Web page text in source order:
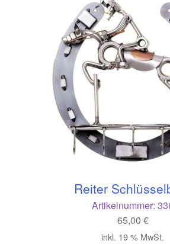
Reiter
Artikelnummer:
65,00 €
inkl. 19 % MwSt.